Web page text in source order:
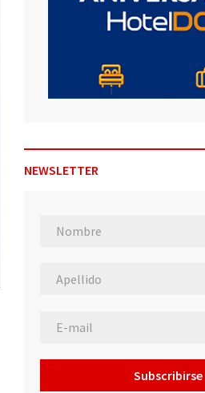
NEWSLETTER
Subscribirse